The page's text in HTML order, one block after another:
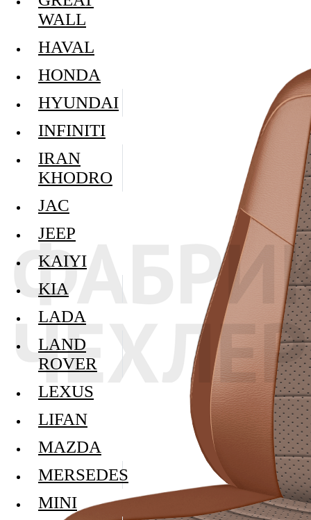
WALL
HAVAL
HONDA
HYUNDAI
INFINITI
IRAN
KHODRO
JAC
JEEP
KAIYI
KIA
LADA
LAND
ROVER
LEXUS
LIFAN
MAZDA
MERSEDES
MINI